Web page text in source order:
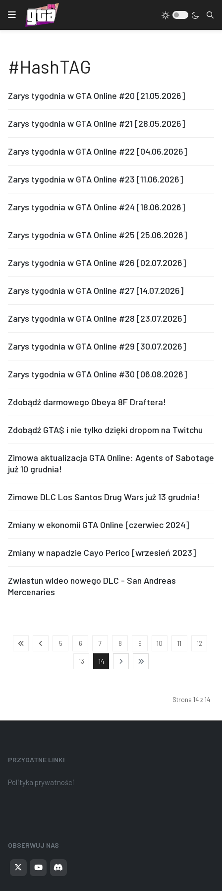
#HashTAG
Zarys tygodnia w GTA Online #20 [21.05.2026]
Zarys tygodnia w GTA Online #21 [28.05.2026]
Zarys tygodnia w GTA Online #22 [04.06.2026]
Zarys tygodnia w GTA Online #23 [11.06.2026]
Zarys tygodnia w GTA Online #24 [18.06.2026]
Zarys tygodnia w GTA Online #25 [25.06.2026]
Zarys tygodnia w GTA Online #26 [02.07.2026]
Zarys tygodnia w GTA Online #27 [14.07.2026]
Zarys tygodnia w GTA Online #28 [23.07.2026]
Zarys tygodnia w GTA Online #29 [30.07.2026]
Zarys tygodnia w GTA Online #30 [06.08.2026]
Zdobądź darmowego Obeya 8F Draftera!
Zdobądź GTA$ i nie tylko dzięki dropom na Twitchu
Zimowa aktualizacja GTA Online: Agents of Sabotage
już 10 grudnia!
Zimowe DLC Los Santos Drug Wars już 13 grudnia!
Zmiany w ekonomii GTA Online [czerwiec 2024]
Zmiany w napadzie Cayo Perico [wrzesień 2023]
Zwiastun wideo nowego DLC - San Andreas
Mercenaries
5 6 7 8 9 10 11 12
13 14
Strona 14 z 14
PRZYDATNE LINKI
Polityka prywatności
OBSERWUJ NAS